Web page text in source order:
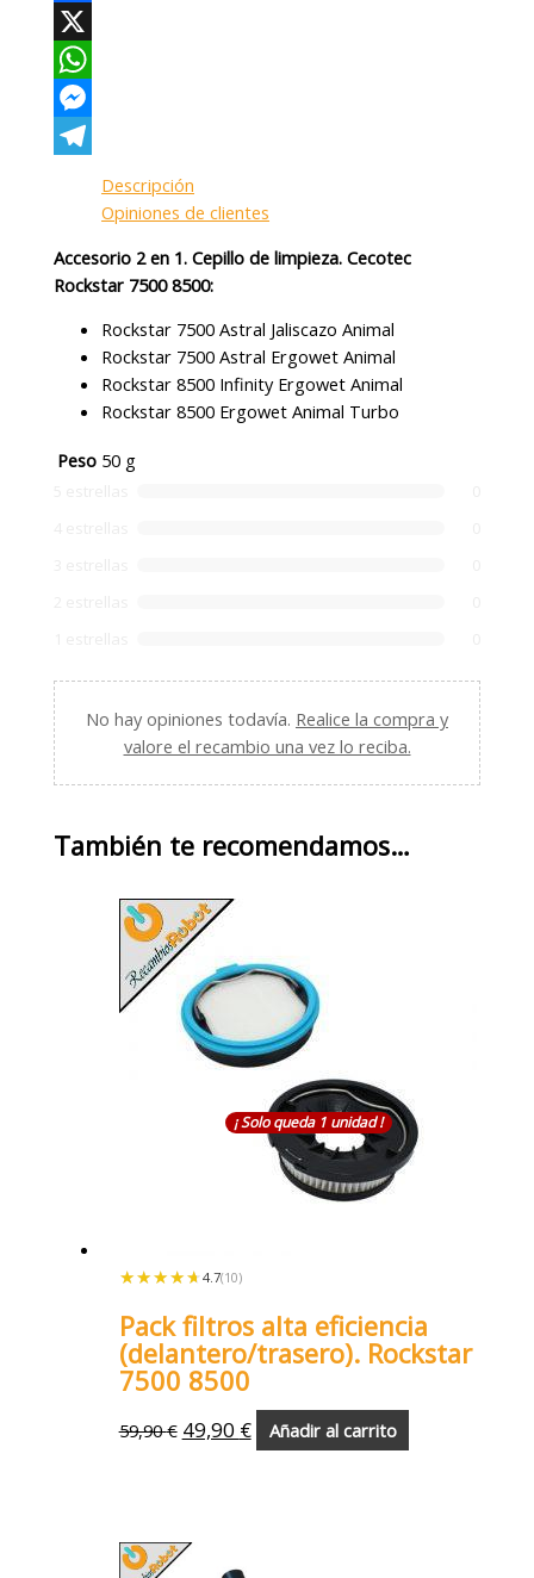
Facebook
X
WhatsApp
Messenger
Descripción
Opiniones de clientes
Accesorio 2 en 1. Cepillo de limpieza. Cecotec
Rockstar 7500 8500:
Rockstar 7500 Astral Jaliscazo Animal
Rockstar 7500 Astral Ergowet Animal
Rockstar 8500 Infinity Ergowet Animal
Rockstar 8500 Ergowet Animal Turbo
Peso 50 g
No hay opiniones todavía. Realice la compra y
valore el recambio una vez lo reciba.
También te recomendamos…
¡ Solo queda 1 unidad !
★★★★★
★★★★★ 4.7(10)
Pack filtros alta eficiencia
(delantero/trasero). Rockstar
7500 8500
59,90€ 49,90 € Añadir al carrito